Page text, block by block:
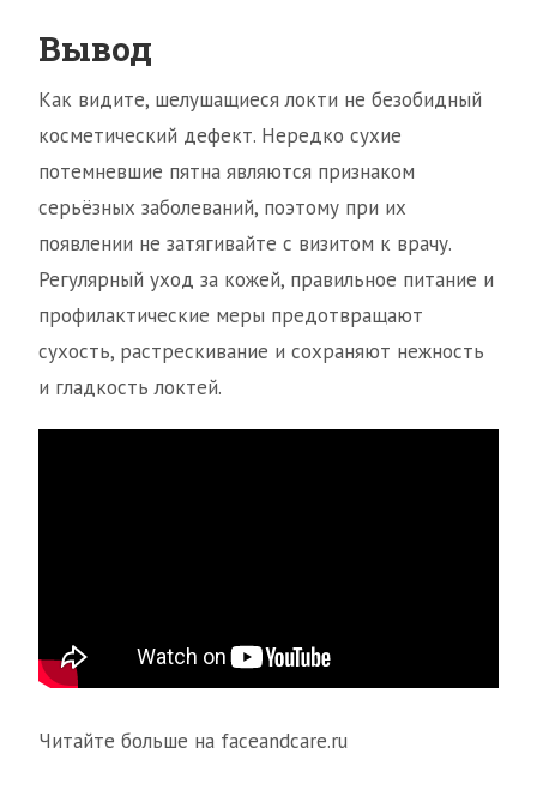
Вывод
Как видите, шелушащиеся локти не безобидный
косметический дефект. Нередко сухие
потемневшие пятна являются признаком
серьёзных заболеваний, поэтому при их
появлении не затягивайте с визитом к врачу.
Регулярный уход за кожей, правильное питание и
профилактические меры предотвращают
сухость, растрескивание и сохраняют нежность
и гладкость локтей.
Читайте больше на faceandcare.ru